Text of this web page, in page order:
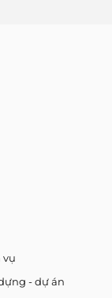
vụ
- dự án